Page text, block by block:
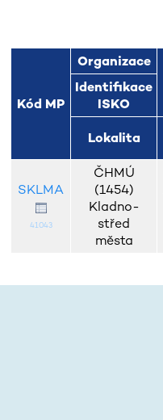
Kód MP
Organizace
Identifikace
ISKO
Lokalita
SKLMA
41043
ČHMÚ
(1454)
Kladno-
střed
města